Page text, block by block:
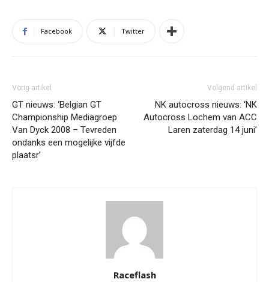
Facebook Twitter
Vorig artikel
GT nieuws: ‘Belgian GT
Championship Mediagroep
Van Dyck 2008 – Tevreden
ondanks een mogelijke vijfde
plaatsr’
Volgend artikel
NK autocross nieuws: ‘NK
Autocross Lochem van ACC
Laren zaterdag 14 juni’
Raceflash